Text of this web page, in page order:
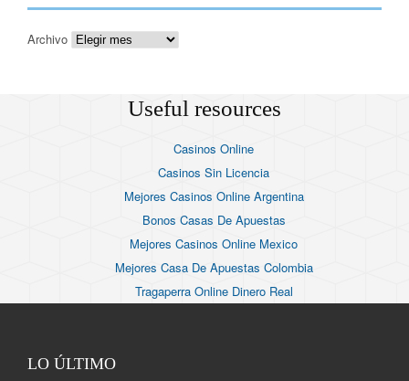
Archivo
Useful resources
Casinos Online
Casinos Sin Licencia
Mejores Casinos Online Argentina
Bonos Casas De Apuestas
Mejores Casinos Online Mexico
Mejores Casa De Apuestas Colombia
Tragaperra Online Dinero Real
LO ÚLTIMO